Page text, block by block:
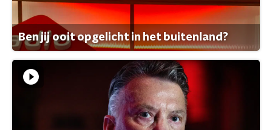
Ben jij ooit opgelicht in het buitenland?